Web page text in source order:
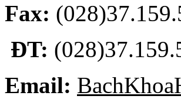
Fax:
ĐT:
Email: